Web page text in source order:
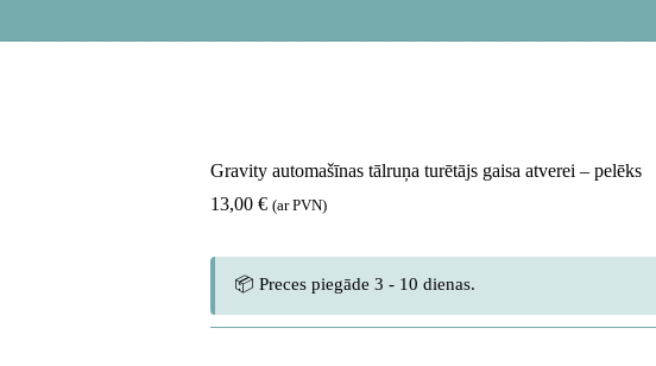
Gravity automašīnas tālruņa turētājs gaisa atverei – pelēks
13,00 € (ar PVN)
📦 Preces piegāde 3 - 10 dienas.